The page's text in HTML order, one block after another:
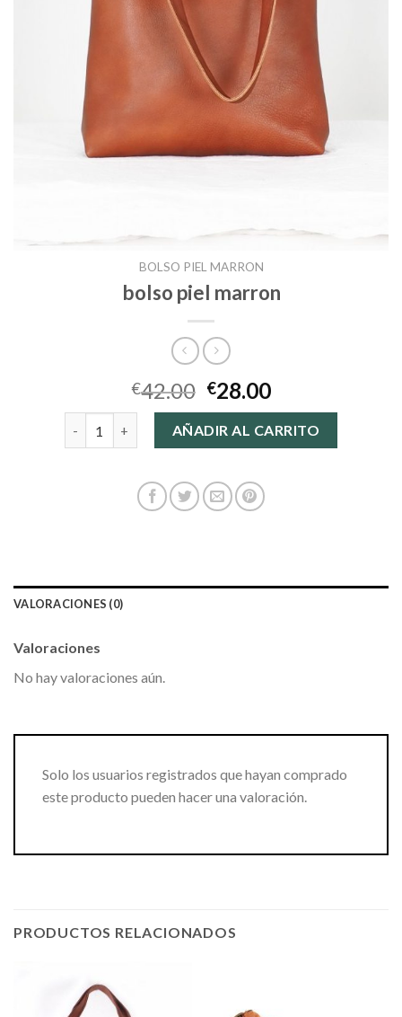
BOLSO PIEL MARRON
bolso piel marron
€42.00 €28.00
bolso piel marron cantidadAÑADIR AL CARRITO
VALORACIONES (0)
Valoraciones
No hay valoraciones aún.
Solo los usuarios registrados que hayan comprado
este producto pueden hacer una valoración.
PRODUCTOS RELACIONADOS